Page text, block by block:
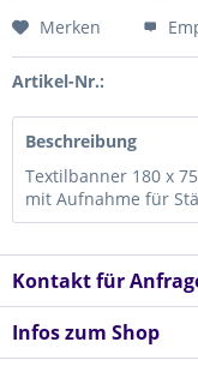
Merken
Artikel-Nr.:
Beschreibung
Textilbanner 180 x
mit Aufnahme für
Kontakt für
Infos zum Shop